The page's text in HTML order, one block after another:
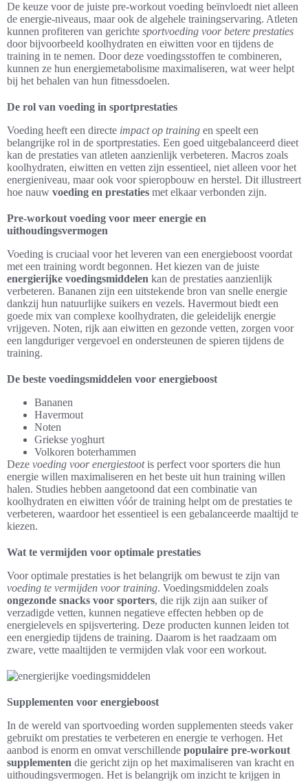
De keuze voor de juiste pre-workout voeding beïnvloedt niet alleen
de energie-niveaus, maar ook de algehele trainingservaring. Atleten
kunnen profiteren van gerichte sportvoeding voor betere prestaties
door bijvoorbeeld koolhydraten en eiwitten voor en tijdens de
training in te nemen. Door deze voedingsstoffen te combineren,
kunnen ze hun energiemetabolisme maximaliseren, wat weer helpt
bij het behalen van hun fitnessdoelen.
De rol van voeding in sportprestaties
Voeding heeft een directe impact op training en speelt een
belangrijke rol in de sportprestaties. Een goed uitgebalanceerd dieet
kan de prestaties van atleten aanzienlijk verbeteren. Macros zoals
koolhydraten, eiwitten en vetten zijn essentieel, niet alleen voor het
energieniveau, maar ook voor spieropbouw en herstel. Dit illustreert
hoe nauw voeding en prestaties met elkaar verbonden zijn.
Pre-workout voeding voor meer energie en
uithoudingsvermogen
Voeding is cruciaal voor het leveren van een energieboost voordat
met een training wordt begonnen. Het kiezen van de juiste
energierijke voedingsmiddelen kan de prestaties aanzienlijk
verbeteren. Bananen zijn een uitstekende bron van snelle energie
dankzij hun natuurlijke suikers en vezels. Havermout biedt een
goede mix van complexe koolhydraten, die geleidelijk energie
vrijgeven. Noten, rijk aan eiwitten en gezonde vetten, zorgen voor
een langduriger vergevoel en ondersteunen de spieren tijdens de
training.
De beste voedingsmiddelen voor energieboost
Bananen
Havermout
Noten
Griekse yoghurt
Volkoren boterhammen
Deze voeding voor energiestootis perfect voor sporters die hun
energie willen maximaliseren en het beste uit hun training willen
halen. Studies hebben aangetoond dat een combinatie van
koolhydraten en eiwitten vóór de training helpt om de prestaties te
verbeteren, waardoor het essentieel is een gebalanceerde maaltijd te
kiezen.
Wat te vermijden voor optimale prestaties
Voor optimale prestaties is het belangrijk om bewust te zijn van
voeding te vermijden voor training. Voedingsmiddelen zoals
ongezonde snacks voor sporters, die rijk zijn aan suiker of
verzadigde vetten, kunnen negatieve effecten hebben op de
energielevels en spijsvertering. Deze producten kunnen leiden tot
een energiedip tijdens de training. Daarom is het raadzaam om
zware, vette maaltijden te vermijden vlak voor een workout.
Supplementen voor energieboost
In de wereld van sportvoeding worden supplementen steeds vaker
gebruikt om prestaties te verbeteren en energie te verhogen. Het
aanbod is enorm en omvat verschillende populaire pre-workout
supplementen die gericht zijn op het maximaliseren van kracht en
uithoudingsvermogen. Het is belangrijk om inzicht te krijgen in